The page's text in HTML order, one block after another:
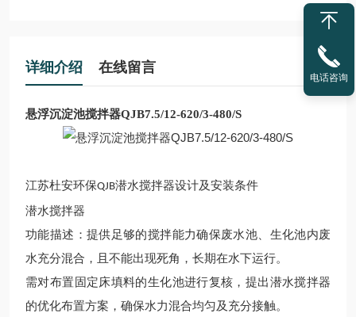
详细介绍 在线留言
悬浮沉淀池搅拌器QJB7.5/12-620/3-480/S
江苏杜安环保QJB潜水搅拌器设计及安装条件
潜水搅拌器
功能描述：提供足够的搅拌能力确保废水池、生化池内废
水充分混合，且不能出现死角，长期在水下运行。
需对布置固定床填料的生化池进行复核，提出潜水搅拌器
的优化布置方案，确保水力混合均匀及充分接触。
电话咨询